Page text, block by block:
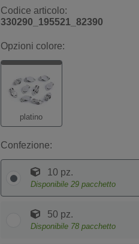
Codice articolo:
330290_195521_82390
Opzioni colore:
platino
Confezione:
10 pz.
Disponibile 29 pacchetto
50 pz.
Disponibile 78 pacchetto